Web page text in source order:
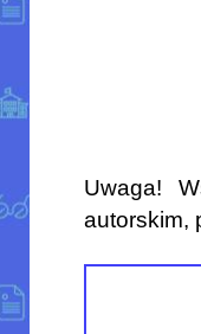
Uwaga!
autorskim,